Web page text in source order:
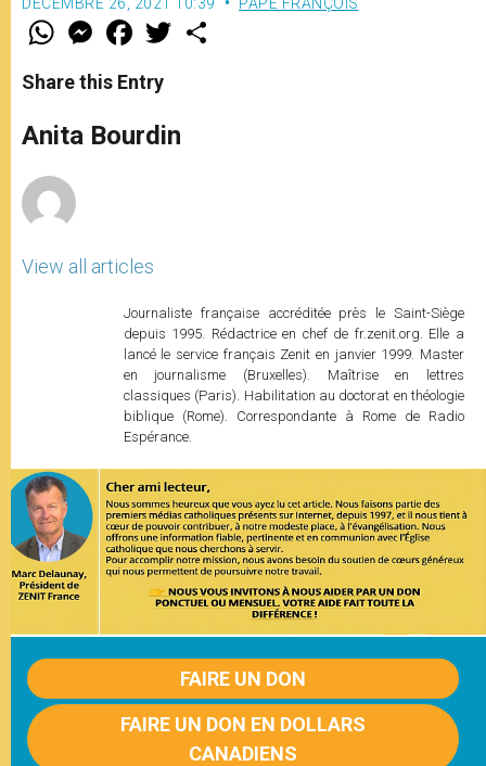
W
t
s
p
p
M
e
s
e
g
e
F
a
e
b
o
k
w
r
Share this Entry
Anita Bourdin
View all articles
Journaliste française accréditée près le Saint-Siège
depuis 1995. Rédactrice en chef de fr.zenit.org. Elle a
lancé le service français Zenit en janvier 1999. Master
en journalisme (Bruxelles). Maîtrise en lettres
classiques (Paris). Habilitation au doctorat en théologie
biblique (Rome). Correspondante à Rome de Radio
Espérance.
FAIRE UN DON
FAIRE UN DON EN DOLLARS
CANADIENS